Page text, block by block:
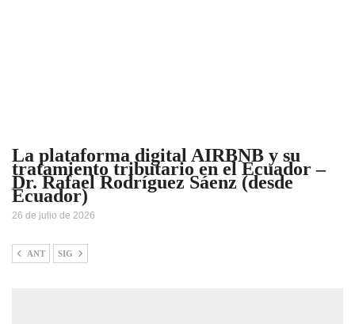
La plataforma digital AIRBNB y su
tratamiento tributario en el Ecuador –
Dr. Rafael Rodríguez Sáenz (desde
Ecuador)
26 de julio de 2026
ANT SIG